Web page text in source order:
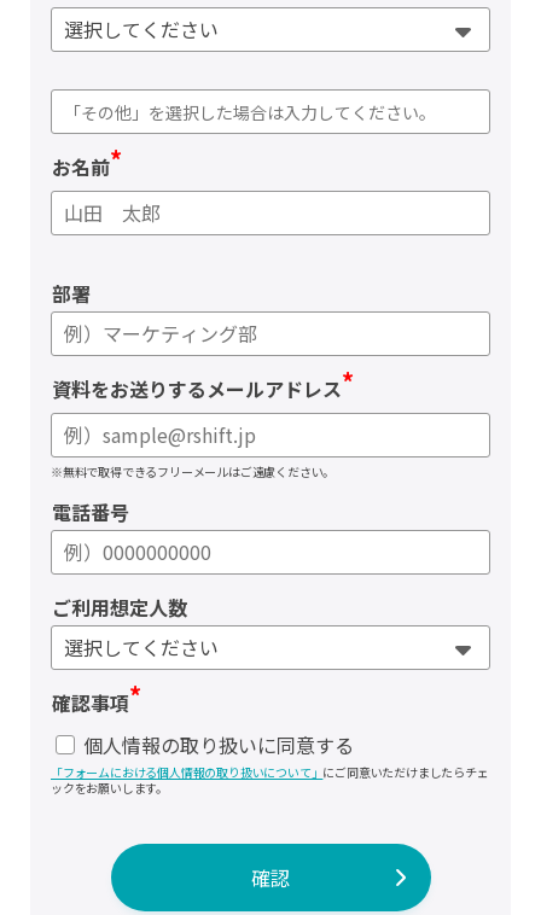
*
お名前
部署
*
資料をお送りするメールアドレス
※無料で取得できるフリーメールはご遠慮ください。
電話番号
ご利用想定人数
*
確認事項
個人情報の取り扱いに同意する
「フォームにおける個人情報の取り扱いについて」 にご同意いただけましたらチェ
ックをお願いします。